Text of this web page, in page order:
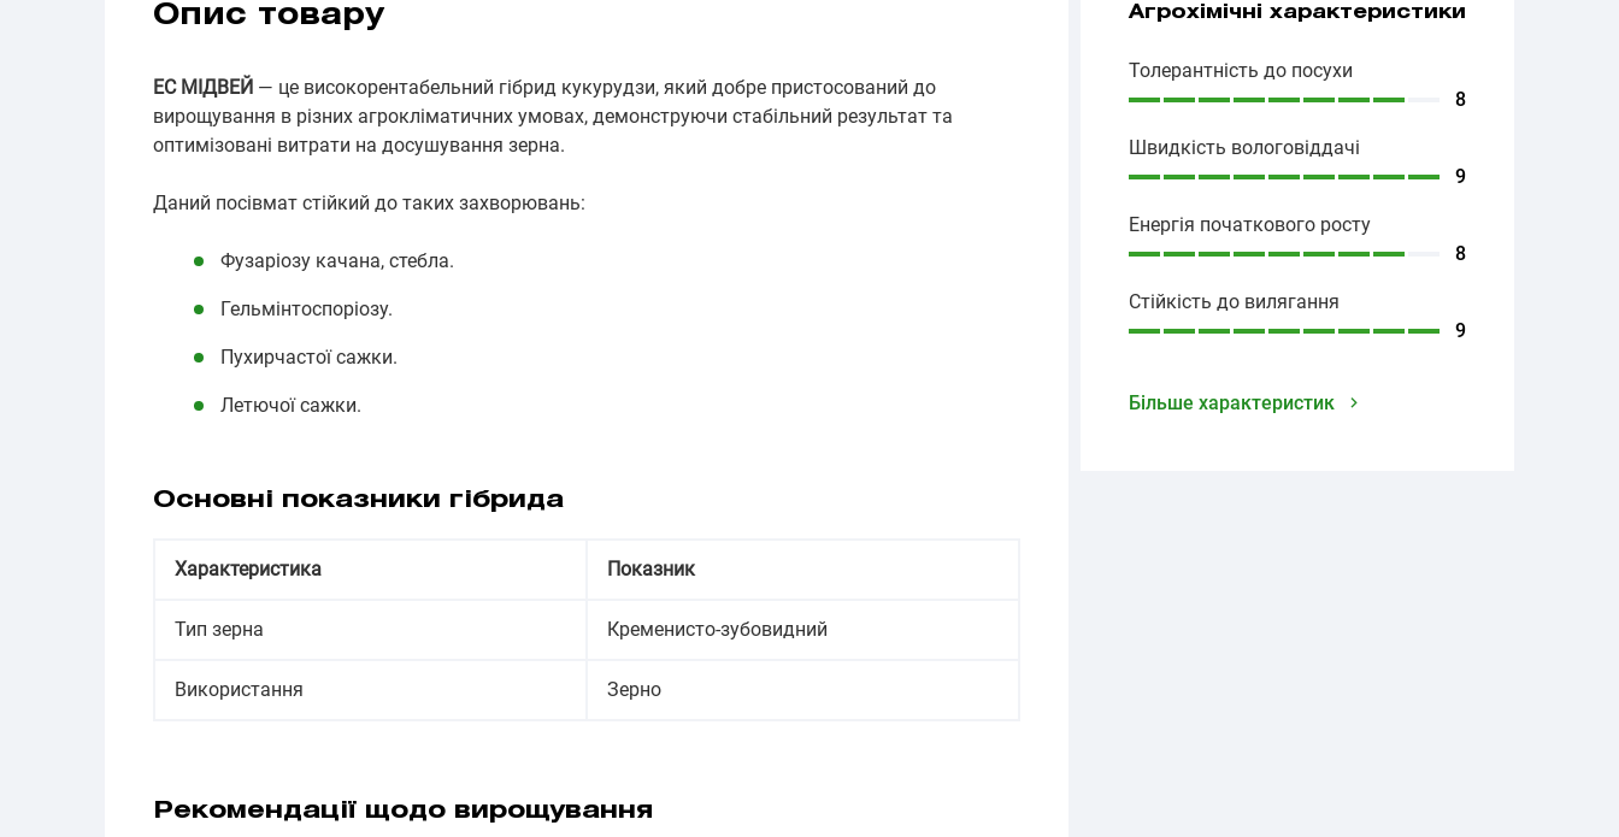
Опис товару
ЕС МІДВЕЙ — це високорентабельний гібрид кукурудзи, який добре пристосований до
вирощування в різних агрокліматичних умовах, демонструючи стабільний результат та
оптимізовані витрати на досушування зерна.
Даний посівмат стійкий до таких захворювань:
Фузаріозу качана, стебла.
Гельмінтоспоріозу.
Пухирчастої сажки.
Летючої сажки.
Основні показники гібрида
Характеристика Показник
Тип зерна Кременисто-зубовидний
Використання Зерно
Рекомендації щодо вирощування
Агрохімічні характеристики
Толерантність до посухи
8
Швидкість вологовіддачі
9
Енергія початкового росту
8
Стійкість до вилягання
9
Більше характеристик